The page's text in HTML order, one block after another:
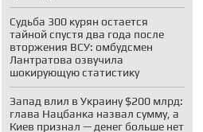
Судьба 300 курян остается
тайной спустя два года после
вторжения ВСУ: омбудсмен
Лантратова озвучила
шокирующую статистику
Запад влил в Украину $200 млрд:
глава Нацбанка назвал сумму, а
Киев признал — денег больше нет